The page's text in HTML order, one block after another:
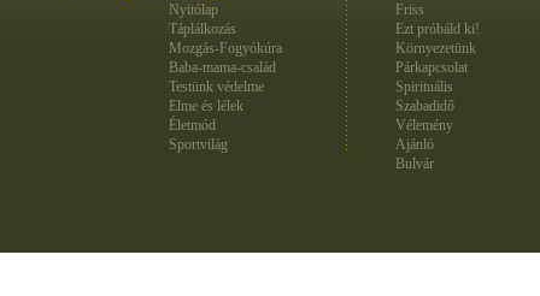
Nyitólap
Táplálkozás
Mozgás-Fogyókúra
Baba-mama-család
Testünk védelme
Elme és lélek
Életmód
Sportvilág
Friss
Ezt próbáld ki!
Környezetünk
Párkapcsolat
Spirituális
Szabadidő
Vélemény
Ajánló
Bulvár